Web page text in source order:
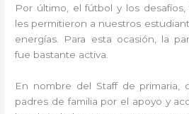
Por último, el fútbol y los
les permitieron a nuestros
energías. Para esta ocasión, la
fue bastante activa.
En nombre del Staff de primaria,
padres de familia por el apoyo y